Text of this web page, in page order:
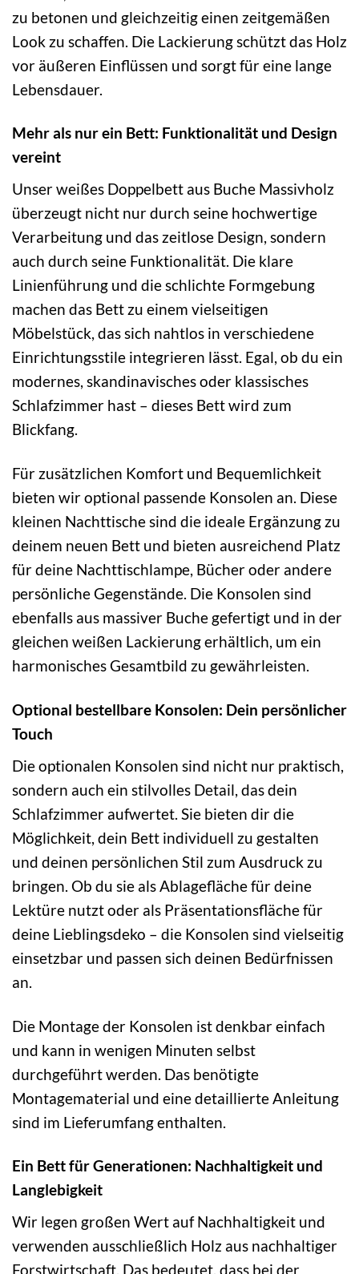
zu betonen und gleichzeitig einen zeitgemäßen
Look zu schaffen. Die Lackierung schützt das Holz
vor äußeren Einflüssen und sorgt für eine lange
Lebensdauer.
Mehr als nur ein Bett: Funktionalität und Design
vereint
Unser weißes Doppelbett aus Buche Massivholz
überzeugt nicht nur durch seine hochwertige
Verarbeitung und das zeitlose Design, sondern
auch durch seine Funktionalität. Die klare
Linienführung und die schlichte Formgebung
machen das Bett zu einem vielseitigen
Möbelstück, das sich nahtlos in verschiedene
Einrichtungsstile integrieren lässt. Egal, ob du ein
modernes, skandinavisches oder klassisches
Schlafzimmer hast – dieses Bett wird zum
Blickfang.
Für zusätzlichen Komfort und Bequemlichkeit
bieten wir optional passende Konsolen an. Diese
kleinen Nachttische sind die ideale Ergänzung zu
deinem neuen Bett und bieten ausreichend Platz
für deine Nachttischlampe, Bücher oder andere
persönliche Gegenstände. Die Konsolen sind
ebenfalls aus massiver Buche gefertigt und in der
gleichen weißen Lackierung erhältlich, um ein
harmonisches Gesamtbild zu gewährleisten.
Optional bestellbare Konsolen: Dein persönlicher
Touch
Die optionalen Konsolen sind nicht nur praktisch,
sondern auch ein stilvolles Detail, das dein
Schlafzimmer aufwertet. Sie bieten dir die
Möglichkeit, dein Bett individuell zu gestalten
und deinen persönlichen Stil zum Ausdruck zu
bringen. Ob du sie als Ablagefläche für deine
Lektüre nutzt oder als Präsentationsfläche für
deine Lieblingsdeko – die Konsolen sind vielseitig
einsetzbar und passen sich deinen Bedürfnissen
an.
Die Montage der Konsolen ist denkbar einfach
und kann in wenigen Minuten selbst
durchgeführt werden. Das benötigte
Montagematerial und eine detaillierte Anleitung
sind im Lieferumfang enthalten.
Ein Bett für Generationen: Nachhaltigkeit und
Langlebigkeit
Wir legen großen Wert auf Nachhaltigkeit und
verwenden ausschließlich Holz aus nachhaltiger
Forstwirtschaft. Das bedeutet, dass bei der